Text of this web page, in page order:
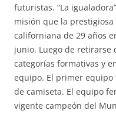
futuristas. “La
misión que la
californiana de 29 años
junio. Luego de retirarse
categorías formativas y
equipo. El primer
de camiseta. El equipo
vigente campeón del